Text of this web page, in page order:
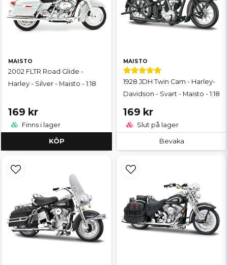
MAISTO
2002 FLTR Road Glide -
Harley - Silver - Maisto - 1:18
169 kr
Finns i lager
KÖP
MAISTO
1928 JDH Twin Cam - Harley-
Davidson - Svart - Maisto - 1:18
169 kr
Slut på lager
Bevaka